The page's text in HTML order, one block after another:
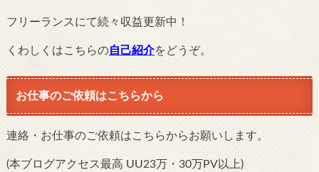
フリーランスにて続々収益更新中！
くわしくはこちらの自己紹介をどうぞ。
お仕事のご依頼はこちらから
連絡・お仕事のご依頼はこちらからお願いします。
(本ブログアクセス最高 UU23万・30万PV以上)